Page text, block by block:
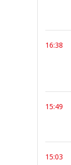
16:38
15:49
15:03